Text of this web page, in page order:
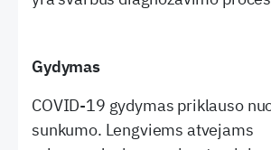
Gydymas
COVID-19 gydymas priklauso
sunkumo. Lengviems atvejams